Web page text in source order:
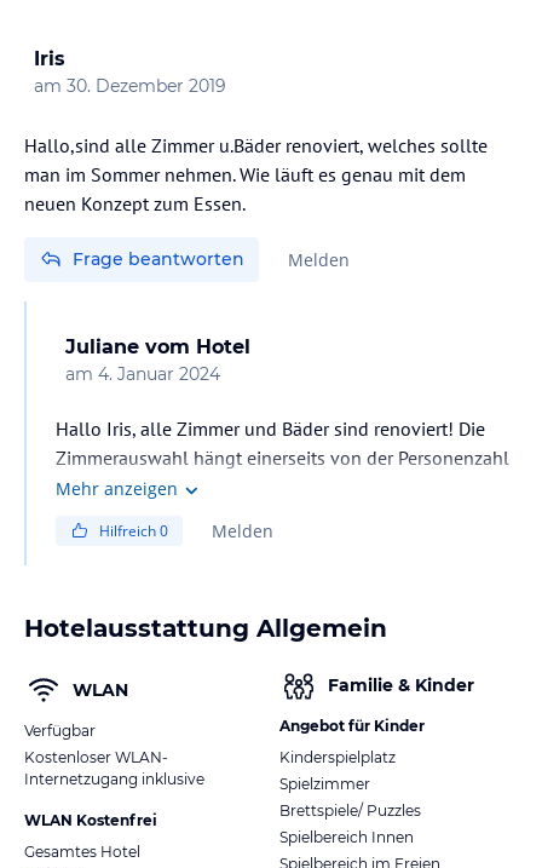
Iris
am 30. Dezember 2019
Hallo,sind alle Zimmer u.Bäder renoviert, welches sollte
man im Sommer nehmen. Wie läuft es genau mit dem
neuen Konzept zum Essen.
Frage beantworten Melden
Juliane vom Hotel
am 4. Januar 2024
Hallo Iris, alle Zimmer und Bäder sind renoviert! Die
Zimmerauswahl hängt einerseits von der Personenzahl
ab und, ob man lieber den Blick zum Wilden Kaiser
Richtungen haben wir Zimmer mit 20m² und 30m² zur
Verpflegung:
Frühstücksbuffet mit viel Bio und Regionalem. Danach
kann man sich über unseren Genussladen 24h
verpflegen (Bio Gebäck, Wurst, Käse, Aufstriche,
Getränke etc.). Die Abrechnung erfolgt am Urlaubsende.
In unserer Gaststube erhält jedes Zimmer zudem ein
Mehr anzeigen
Hilfreich0 Melden
Hotelausstattung Allgemein
WLAN
Verfügbar
Kostenloser WLAN-
Internetzugang inklusive
WLAN Kostenfrei
Gesamtes Hotel
Familie & Kinder
Angebot für Kinder
Kinderspielplatz
Spielzimmer
Brettspiele/ Puzzles
Spielbereich Innen
Spielbereich im Freien